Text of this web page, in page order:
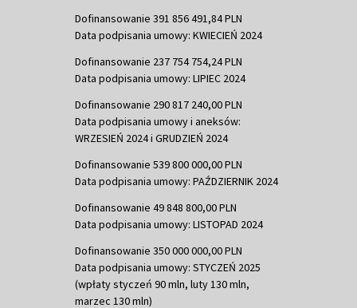
Dofinansowanie 391 856 491,84 PLN
Data podpisania umowy: KWIECIEŃ 2024
Dofinansowanie 237 754 754,24 PLN
Data podpisania umowy: LIPIEC 2024
Dofinansowanie 290 817 240,00 PLN
Data podpisania umowy i aneksów:
WRZESIEŃ 2024 i GRUDZIEŃ 2024
Dofinansowanie 539 800 000,00 PLN
Data podpisania umowy: PAŹDZIERNIK 2024
Dofinansowanie 49 848 800,00 PLN
Data podpisania umowy: LISTOPAD 2024
Dofinansowanie 350 000 000,00 PLN
Data podpisania umowy: STYCZEŃ 2025
(wpłaty styczeń 90 mln, luty 130 mln,
marzec 130 mln)